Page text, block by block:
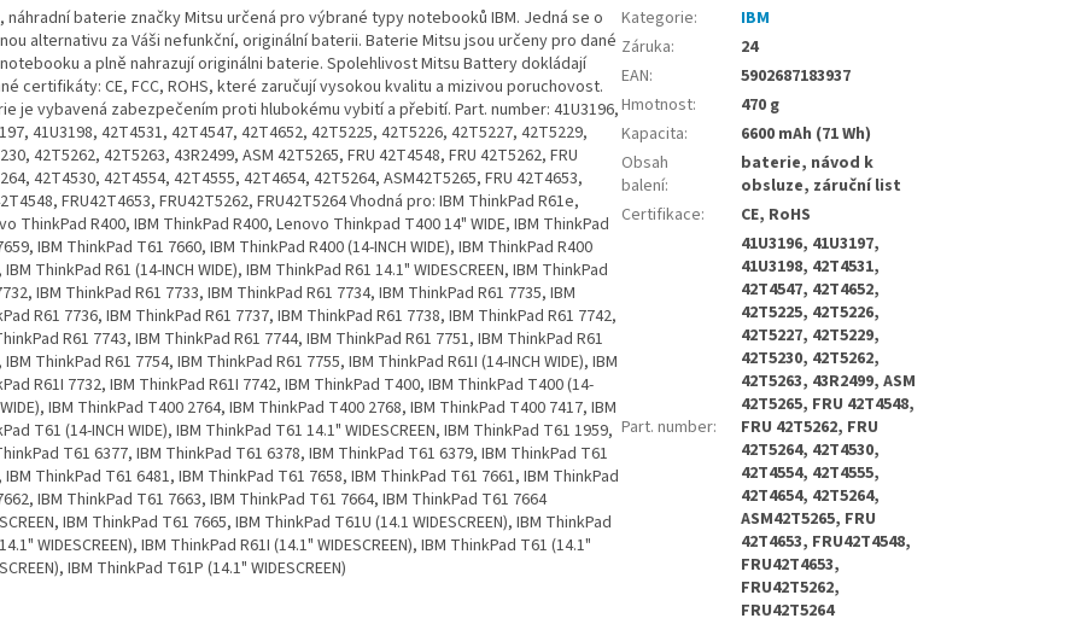
náhradní baterie značky Mitsu určená pro výbrané typy notebooků IBM. Jedná se o
alternativu za Váši nefunkční, originální baterii. Baterie Mitsu jsou určeny pro dané
a plně nahrazují originálni baterie. Spolehlivost Mitsu Battery dokládají
certifikáty: CE, FCC, ROHS, které zaručují vysokou kvalitu a mizivou poruchovost.
je vybavená zabezpečením proti hlubokému vybití a přebití. Part. number: 41U3196,
41U3198, 42T4531, 42T4547, 42T4652, 42T5225, 42T5226, 42T5227, 42T5229,
42T5262, 42T5263, 43R2499, ASM 42T5265, FRU 42T4548, FRU 42T5262, FRU
42T4530, 42T4554, 42T4555, 42T4654, 42T5264, ASM42T5265, FRU 42T4653,
FRU42T4653, FRU42T5262, FRU42T5264 Vhodná pro: IBM ThinkPad R61e,
ThinkPad R400, IBM ThinkPad R400, Lenovo Thinkpad T400 14" WIDE, IBM ThinkPad
IBM ThinkPad T61 7660, IBM ThinkPad R400 (14-INCH WIDE), IBM ThinkPad R400
IBM ThinkPad R61 (14-INCH WIDE), IBM ThinkPad R61 14.1" WIDESCREEN, IBM ThinkPad
IBM ThinkPad R61 7733, IBM ThinkPad R61 7734, IBM ThinkPad R61 7735, IBM
R61 7736, IBM ThinkPad R61 7737, IBM ThinkPad R61 7738, IBM ThinkPad R61 7742,
R61 7743, IBM ThinkPad R61 7744, IBM ThinkPad R61 7751, IBM ThinkPad R61
IBM ThinkPad R61 7754, IBM ThinkPad R61 7755, IBM ThinkPad R61I (14-INCH WIDE), IBM
R61I 7732, IBM ThinkPad R61I 7742, IBM ThinkPad T400, IBM ThinkPad T400 (14-
IBM ThinkPad T400 2764, IBM ThinkPad T400 2768, IBM ThinkPad T400 7417, IBM
T61 (14-INCH WIDE), IBM ThinkPad T61 14.1" WIDESCREEN, IBM ThinkPad T61 1959,
T61 6377, IBM ThinkPad T61 6378, IBM ThinkPad T61 6379, IBM ThinkPad T61
IBM ThinkPad T61 6481, IBM ThinkPad T61 7658, IBM ThinkPad T61 7661, IBM ThinkPad
IBM ThinkPad T61 7663, IBM ThinkPad T61 7664, IBM ThinkPad T61 7664
IBM ThinkPad T61 7665, IBM ThinkPad T61U (14.1 WIDESCREEN), IBM ThinkPad
WIDESCREEN), IBM ThinkPad R61I (14.1" WIDESCREEN), IBM ThinkPad T61 (14.1"
IBM ThinkPad T61P (14.1" WIDESCREEN)
Kategorie:
IBM
Záruka:
24
EAN:
5902687183937
Hmotnost:
470 g
Kapacita:
6600 mAh (71 Wh)
Obsah
balení:
baterie, návod k
obsluze, záruční list
Certifikace: CE, RoHS
Part. number:
41U3196, 41U3197,
41U3198, 42T4531,
42T4547, 42T4652,
42T5225, 42T5226,
42T5227, 42T5229,
42T5230, 42T5262,
42T5263, 43R2499, ASM
42T5265, FRU 42T4548,
FRU 42T5262, FRU
42T5264, 42T4530,
42T4554, 42T4555,
42T4654, 42T5264,
ASM42T5265, FRU
42T4653, FRU42T4548,
FRU42T4653,
FRU42T5262,
FRU42T5264